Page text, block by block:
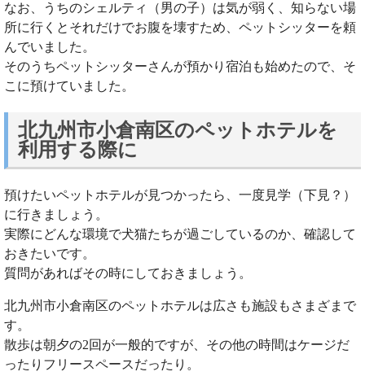
なお、うちのシェルティ（男の子）は気が弱く、知らない場
所に行くとそれだけでお腹を壊すため、ペットシッターを頼
んでいました。
そのうちペットシッターさんが預かり宿泊も始めたので、そ
こに預けていました。
北九州市小倉南区のペットホテルを
利用する際に
預けたいペットホテルが見つかったら、一度見学（下見？）
に行きましょう。
実際にどんな環境で犬猫たちが過ごしているのか、確認して
おきたいです。
質問があればその時にしておきましょう。
北九州市小倉南区のペットホテルは広さも施設もさまざまで
す。
散歩は朝夕の2回が一般的ですが、その他の時間はケージだ
ったりフリースペースだったり。